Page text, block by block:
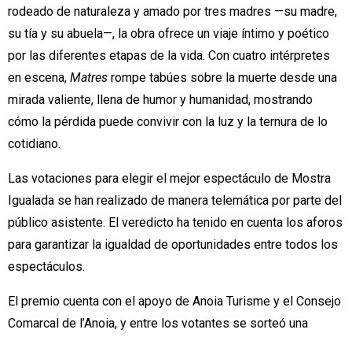
rodeado de naturaleza y amado por tres madres —su madre,
su tía y su abuela—, la obra ofrece un viaje íntimo y poético
por las diferentes etapas de la vida. Con cuatro intérpretes
en escena, Matres rompe tabúes sobre la muerte desde una
mirada valiente, llena de humor y humanidad, mostrando
cómo la pérdida puede convivir con la luz y la ternura de lo
cotidiano.
Las votaciones para elegir el mejor espectáculo de Mostra
Igualada se han realizado de manera telemática por parte del
público asistente. El veredicto ha tenido en cuenta los aforos
para garantizar la igualdad de oportunidades entre todos los
espectáculos.
El premio cuenta con el apoyo de Anoia Turisme y el Consejo
Comarcal de l’Anoia, y entre los votantes se sorteó una